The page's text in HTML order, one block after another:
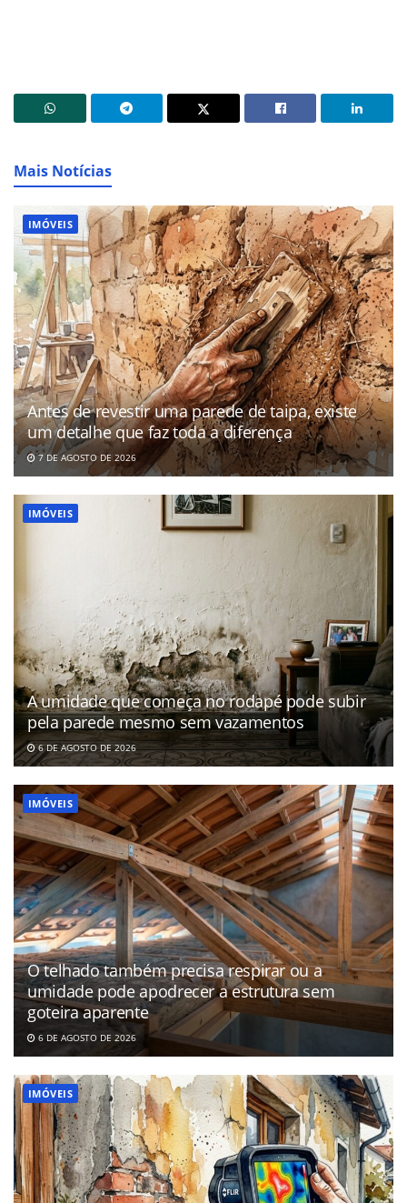
Mais Notícias
IMÓVEIS
Antes de revestir uma parede de taipa, existe
um detalhe que faz toda a diferença
7 DE AGOSTO DE 2026
IMÓVEIS
A umidade que começa no rodapé pode subir
pela parede mesmo sem vazamentos
6 DE AGOSTO DE 2026
IMÓVEIS
O telhado também precisa respirar ou a
umidade pode apodrecer a estrutura sem
goteira aparente
6 DE AGOSTO DE 2026
IMÓVEIS